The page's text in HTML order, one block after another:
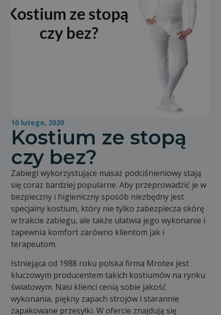
10 lutego, 2020
Kostium ze stopą
czy bez?
Zabiegi wykorzystujące masaż podciśnieniowy stają
się coraz bardziej popularne. Aby przeprowadzić je w
bezpieczny i higieniczny sposób niezbędny jest
specjalny kostium, który nie tylko zabezpiecza skórę
w trakcie zabiegu, ale także ułatwia jego wykonanie i
zapewnia komfort zarówno klientom jak i
terapeutom.
Istniejąca od 1988 roku polska firma Mrotex jest
kluczowym producentem takich kostiumów na rynku
światowym. Nasi klienci cenią sobie jakość
wykonania, piękny zapach strojów i starannie
zapakowane przesyłki. W ofercie znajdują się